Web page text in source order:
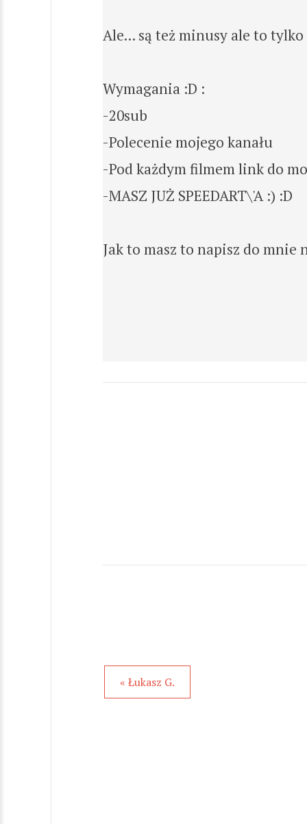
Ale... są też minusy ale to
Wymagania :D :
-20sub
-Polecenie mojego kanału
-Pod każdym filmem link do
-MASZ JUŻ SPEEDART\'A :) :D
Jak to masz to napisz do mnie
« Łukasz G.